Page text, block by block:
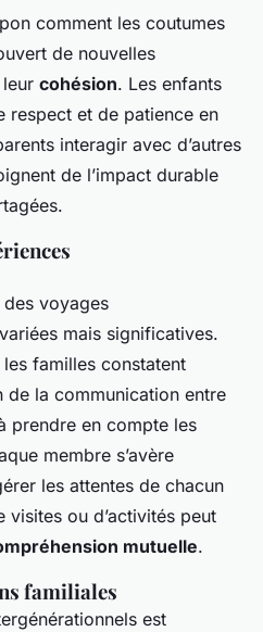
comment les coutumes
de nouvelles
cohésion. Les enfants
respect et de patience en
interagir avec d’autres
de l’impact durable
voyages
mais significatives.
familles constatent
de la communication entre
prendre en compte les
membre s’avère
les attentes de chacun
ou d’activités peut
mutuelle.
familiales
est